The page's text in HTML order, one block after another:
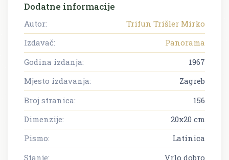
Dodatne informacije
Autor:
Trifun Trišler Mirko
Izdavač:
Panorama
Godina izdanja:
1967
Mjesto izdavanja:
Zagreb
Broj stranica:
156
Dimenzije:
20x20 cm
Pismo:
Latinica
Stanje:
Vrlo dobro